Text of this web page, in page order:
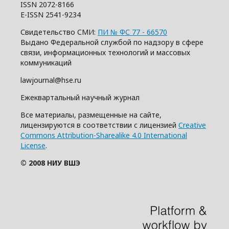
ISSN 2072-8166
E-ISSN 2541-9234
Свидетельство СМИ: ПИ № ФС 77 - 66570
Выдано Федеральной службой по надзору в сфере
связи, информационных технологий и массовых
коммуникаций
lawjournal@hse.ru
Ежеквартальный научный журнал
Все материалы, размещенные на сайте,
лицензируются в соответствии с лицензией Creative
Commons Attribution-Sharealike 4.0 International
License.
© 2008 НИУ ВШЭ